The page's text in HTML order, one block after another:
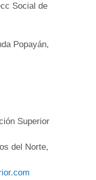
Social de
Popayán,
Superior
del Norte,